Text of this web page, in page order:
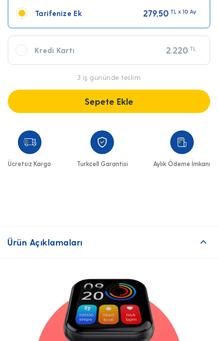
Tarifenize Ek 279,50 TL x 10 Ay
Kredi Kartı 2.220 TL
3 iş gününde teslim
Sepete Ekle
Ücretsiz Kargo Turkcell Garantisi Aylık Ödeme İmkanı
Ürün Açıklamaları